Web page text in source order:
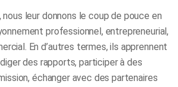
nous leur donnons le coup de pouce en
professionnel, entrepreneurial,
En d’autres termes, ils apprennent
des rapports, participer à des
échanger avec des partenaires